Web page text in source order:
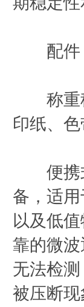
配件
称重秤
印纸、
便携式
备，适
以及低
靠的微
无法检
被压断